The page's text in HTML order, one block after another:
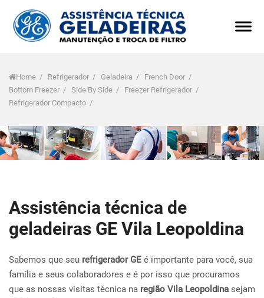
Home / Refrigerador / Geladeira / French Door /
Bottom Freezer / Side By Side / Freezer Refrigerador /
Refrigerador Compacto /
Assistência técnica de
geladeiras GE Vila Leopoldina
Sabemos que seu refrigerador GE é importante para você, sua
família e seus colaboradores e é por isso que procuramos
que as nossas visitas técnica na região Vila Leopoldina sejam